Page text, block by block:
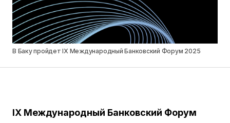
В Баку пройдет IX Международный Банковский Форум 2025
IX Международный Банковский Форум